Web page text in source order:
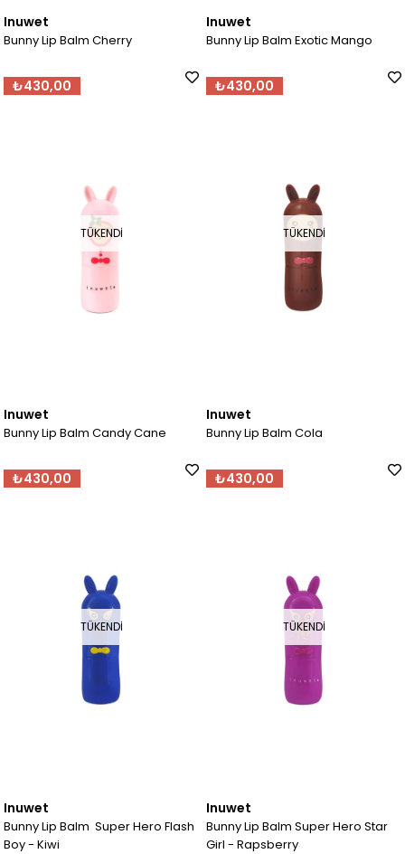
Inuwet
Bunny Lip Balm Cherry
₺430,00
Inuwet
Bunny Lip Balm Exotic Mango
₺430,00
TÜKENDI
Inuwet
Bunny Lip Balm Candy Cane
₺430,00
TÜKENDI
Inuwet
Bunny Lip Balm Cola
₺430,00
TÜKENDI
Inuwet
Bunny Lip Balm Super Hero Flash
Boy - Kiwi
TÜKENDI
Inuwet
Bunny Lip Balm Super Hero Star
Girl - Rapsberry